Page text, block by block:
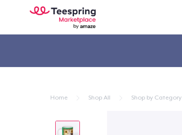
Home Shop All Shop by Category